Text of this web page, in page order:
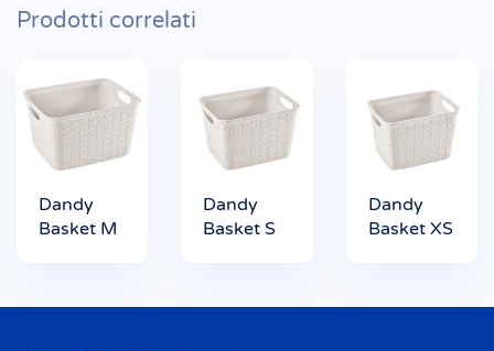
Prodotti correlati
Dandy
Basket M
Dandy
Basket S
Dandy
Basket XS